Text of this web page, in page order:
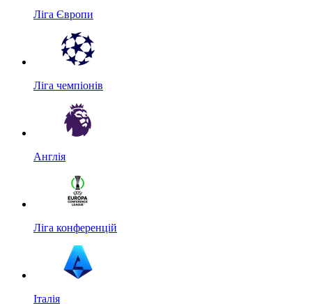
Ліга Європи
Ліга чемпіонів
Англія
Ліга конференцій
Італія